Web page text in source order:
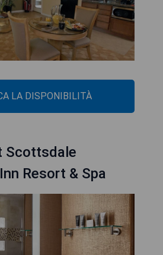
LA DISPONIBILITÀ
Scottsdale
Resort & Spa